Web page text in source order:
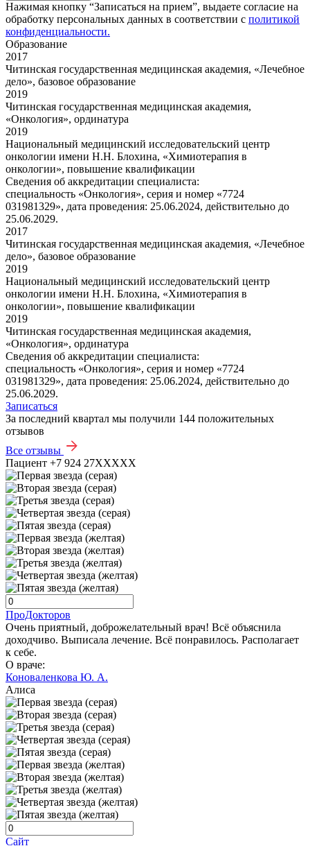
Нажимая кнопку “Записаться на прием”, выдаете согласие на
обработку персональных данных в соответствии с политикой
конфиденциальности.
Образование
2017
Читинская государственная медицинская академия, «Лечебное
дело», базовое образование
2019
Читинская государственная медицинская академия,
«Онкология», ординатура
2019
Национальный медицинский исследовательский центр
онкологии имени Н.Н. Блохина, «Химиотерапия в
онкологии», повышение квалификации
Сведения об аккредитации специалиста:
специальность «Онкология», серия и номер «7724
031981329», дата проведения: 25.06.2024, действительно до
25.06.2029.
2017
Читинская государственная медицинская академия, «Лечебное
дело», базовое образование
2019
Национальный медицинский исследовательский центр
онкологии имени Н.Н. Блохина, «Химиотерапия в
онкологии», повышение квалификации
2019
Читинская государственная медицинская академия,
«Онкология», ординатура
Сведения об аккредитации специалиста:
специальность «Онкология», серия и номер «7724
031981329», дата проведения: 25.06.2024, действительно до
25.06.2029.
Записаться
За последний квартал мы получили 144 положительных
отзывов
Все отзывы
Пациент +7 924 27XXXXX
ПроДокторов
Очень приятный, доброжелательный врач! Всё объяснила
доходчиво. Выписала лечение. Всё понравилось. Располагает
к себе.
О враче:
Коноваленкова Ю. А.
Алиса
Сайт